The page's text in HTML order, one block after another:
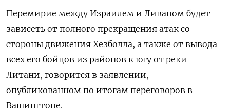
Перемирие между Израилем и Ливаном будет
зависеть от полного прекращения атак со
стороны движения Хезболла, а также ​от вывода
всех его бойцов ​из районов к югу ​от реки
⁠Литани, говорится в заявлении,
опубликованном по итогам переговоров в
Вашингтоне.